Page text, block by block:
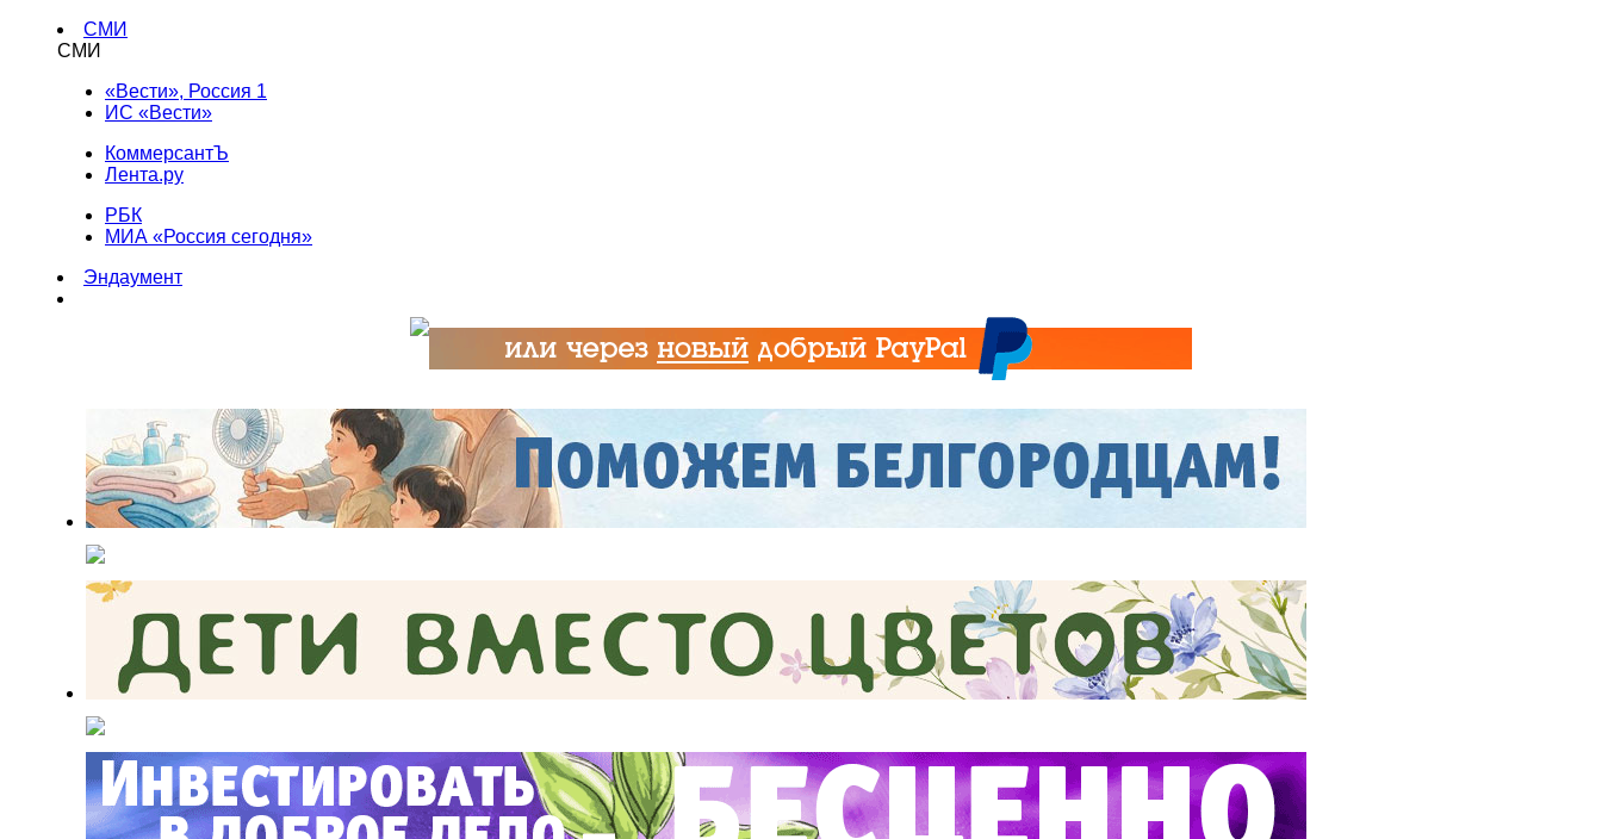
СМИ
СМИ
«Вести», Россия 1
ИС «Вести»
КоммерсантЪ
Лента.ру
РБК
МИА «Россия сегодня»
Эндаумент